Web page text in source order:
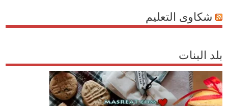
شكاوى التعليم
بلد البنات